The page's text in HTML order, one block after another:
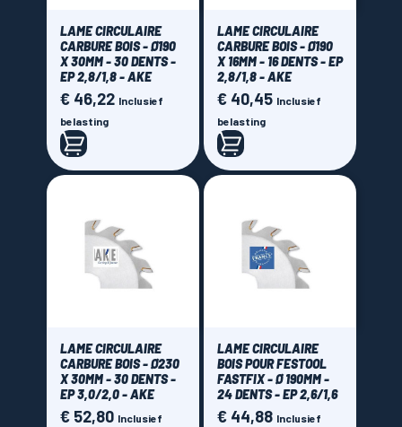
LAME CIRCULAIRE
CARBURE BOIS - Ø190
X 30MM - 30 DENTS -
EP 2,8/1,8 - AKE
Prijs
€ 46,22 Inclusief
belasting
LAME CIRCULAIRE
CARBURE BOIS - Ø190
X 16MM - 16 DENTS - EP
2,8/1,8 - AKE
Prijs
€ 40,45 Inclusief
belasting
LAME CIRCULAIRE
CARBURE BOIS - Ø230
X 30MM - 30 DENTS -
EP 3,0/2,0 - AKE
Prijs
€ 52,80 Inclusief
LAME CIRCULAIRE
BOIS POUR FESTOOL
FASTFIX - Ø 190MM -
24 DENTS - EP 2,6/1,6
Prijs
€ 44,88 Inclusief